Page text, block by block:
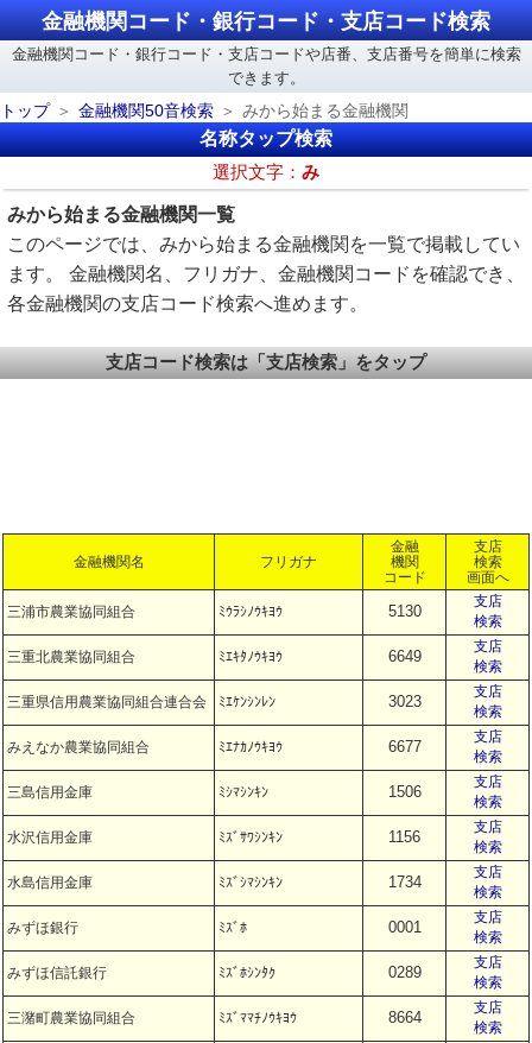
金融機関コード・銀行コード・支店コード検索
金融機関コード・銀行コード・支店コードや店番、支店番号を簡単に検索
できます。
トップ
金融機関50音検索 みから始まる金融機関
名称タップ検索
選択文字： み
みから始まる金融機関一覧
このページでは、みから始まる金融機関を一覧で掲載してい
ます。 金融機関名、フリガナ、金融機関コードを確認でき、
各金融機関の支店コード検索へ進めます。
支店コード検索は「支店検索」をタップ
金融機関名 フリガナ
金融
機関
コード
支店
検索
画面へ
三浦市農業協同組合 ﾐｳﾗｼﾉｳｷﾖｳ 5130
支店
検索
三重北農業協同組合 ﾐｴｷﾀﾉｳｷﾖｳ 6649
支店
検索
三重県信用農業協同組合連合会 ﾐｴｹﾝｼﾝﾚﾝ 3023
支店
検索
みえなか農業協同組合 ﾐｴﾅｶﾉｳｷﾖｳ 6677
支店
検索
三島信用金庫 ﾐｼﾏｼﾝｷﾝ 1506
支店
検索
水沢信用金庫 ﾐｽﾞｻﾜｼﾝｷﾝ 1156
支店
検索
水島信用金庫 ﾐｽﾞｼﾏｼﾝｷﾝ 1734
支店
検索
みずほ銀行 ﾐｽﾞﾎ 0001
支店
検索
みずほ信託銀行 ﾐｽﾞﾎｼﾝﾀｸ 0289
支店
検索
三潴町農業協同組合 ﾐｽﾞﾏﾏﾁﾉｳｷﾖｳ 8664
支店
検索